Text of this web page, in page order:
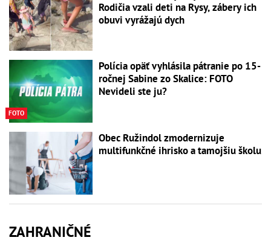
Rodičia vzali deti na Rysy, zábery ich
obuvi vyrážajú dych
FOTO
Polícia opäť vyhlásila pátranie po 15-
ročnej Sabine zo Skalice: FOTO
Nevideli ste ju?
Obec Ružindol zmodernizuje
multifunkčné ihrisko a tamojšiu školu
ZAHRANIČNÉ